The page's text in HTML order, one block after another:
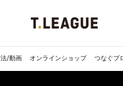
/動画 オンラインショップ つなぐプ